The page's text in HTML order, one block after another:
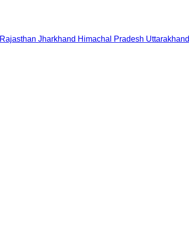
Rajasthan Jharkhand Himachal Pradesh Uttarakhand